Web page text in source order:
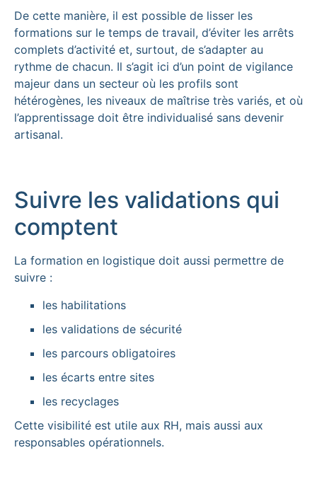
De cette manière, il est possible de lisser les
formations sur le temps de travail, d’éviter les arrêts
complets d’activité et, surtout, de s’adapter au
rythme de chacun. Il s’agit ici d’un point de vigilance
majeur dans un secteur où les profils sont
hétérogènes, les niveaux de maîtrise très variés, et où
l’apprentissage doit être individualisé sans devenir
artisanal.
Suivre les validations qui
comptent
La formation en logistique doit aussi permettre de
suivre :
les habilitations
les validations de sécurité
les parcours obligatoires
les écarts entre sites
les recyclages
Cette visibilité est utile aux RH, mais aussi aux
responsables opérationnels.